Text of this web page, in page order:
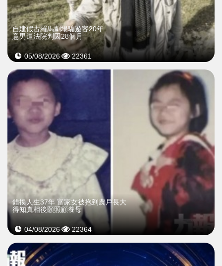
自建假古羅馬劇場騙遊客20年
意男遭法院判囚28個月
05/08/2026 22361
錯換人生37年 富家女被抱到農戶長大
得知真相後願照顧養母
04/08/2026 22364